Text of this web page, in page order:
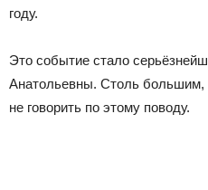
году.
Это событие стало
Анатольевны. Столь большим,
не говорить по этому поводу.